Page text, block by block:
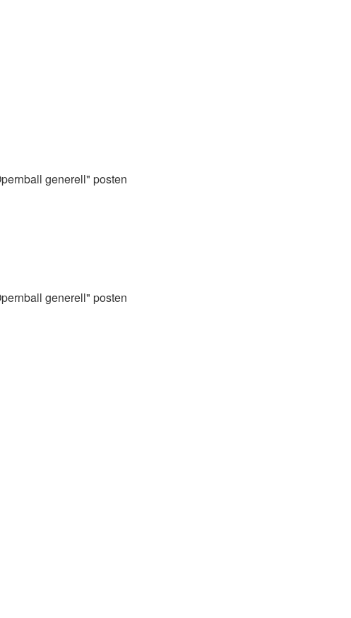
generell" posten
generell" posten